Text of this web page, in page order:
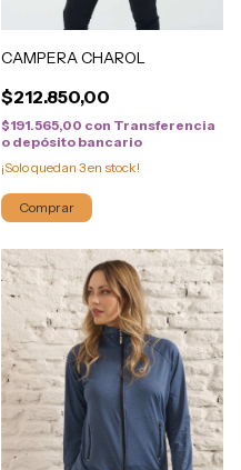
CAMPERA CHAROL
$212.850,00
$191.565,00 con Transferencia
o depósito bancario
¡Solo quedan 3en stock!
Comprar